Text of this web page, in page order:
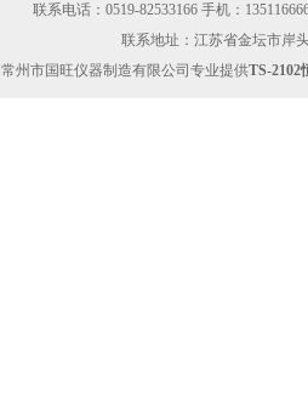
联系电话：0519-82533166 手机：
联系地址：江苏省金坛市岸
常州市国旺仪器制造有限公司专业提供TS-2102